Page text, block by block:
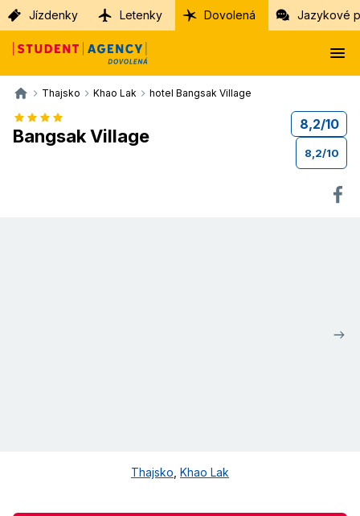
Jízdenky Letenky Dovolená Jazykové
Thajsko Khao Lak hotel Bangsak Village
Bangsak Village
8,2/10
8,2/10
Thajsko Khao Lak